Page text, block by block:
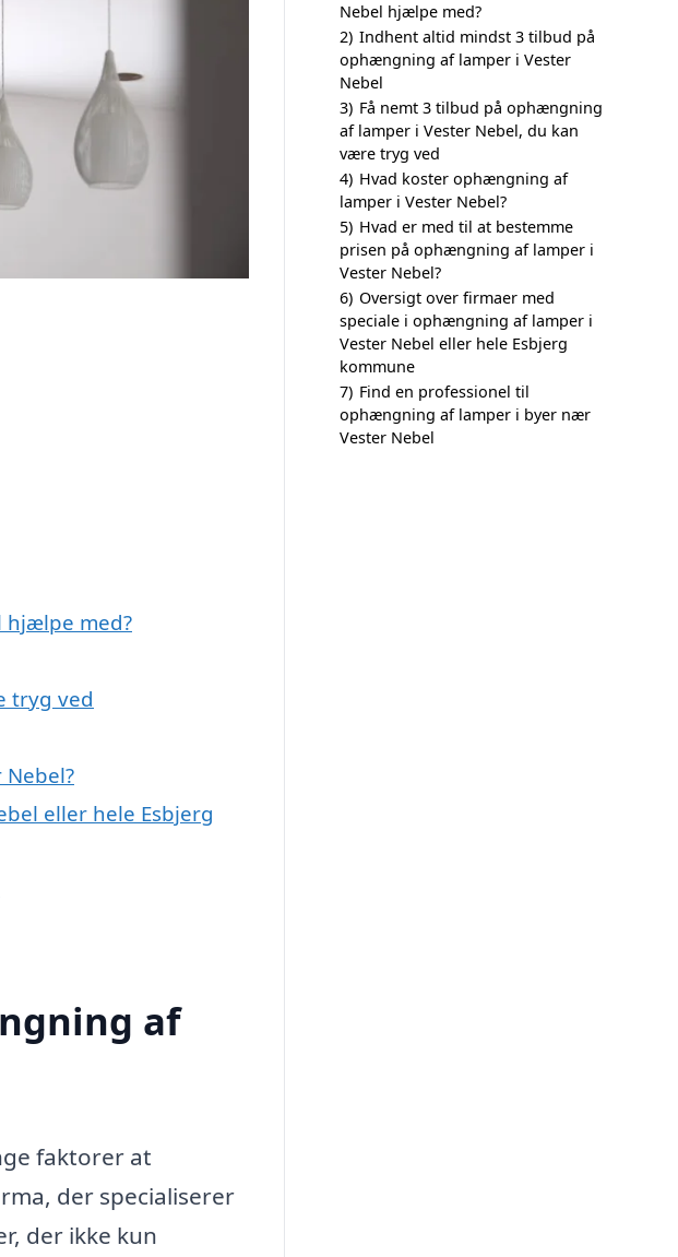
hjælpe med?
tryg ved
eller hele Esbjerg
af
faktorer at
der specialiserer
der ikke kun
Nebel hjælpe med?
2) Indhent altid mindst 3 tilbud på
ophængning af lamper i Vester
Nebel
3) Få nemt 3 tilbud på ophængning
af lamper i Vester Nebel, du kan
være tryg ved
4) Hvad koster ophængning af
lamper i Vester Nebel?
5) Hvad er med til at bestemme
prisen på ophængning af lamper i
Vester Nebel?
6) Oversigt over firmaer med
speciale i ophængning af lamper i
Vester Nebel eller hele Esbjerg
kommune
7) Find en professionel til
ophængning af lamper i byer nær
Vester Nebel